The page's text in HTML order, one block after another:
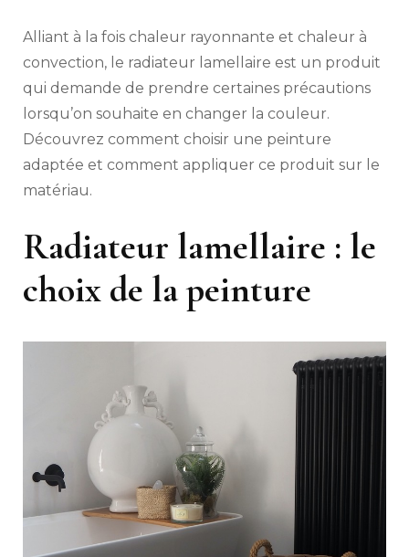
Alliant à la fois chaleur rayonnante et chaleur à
convection, le radiateur lamellaire est un produit
qui demande de prendre certaines précautions
lorsqu’on souhaite en changer la couleur.
Découvrez comment choisir une peinture
adaptée et comment appliquer ce produit sur le
matériau.
Radiateur lamellaire : le
choix de la peinture